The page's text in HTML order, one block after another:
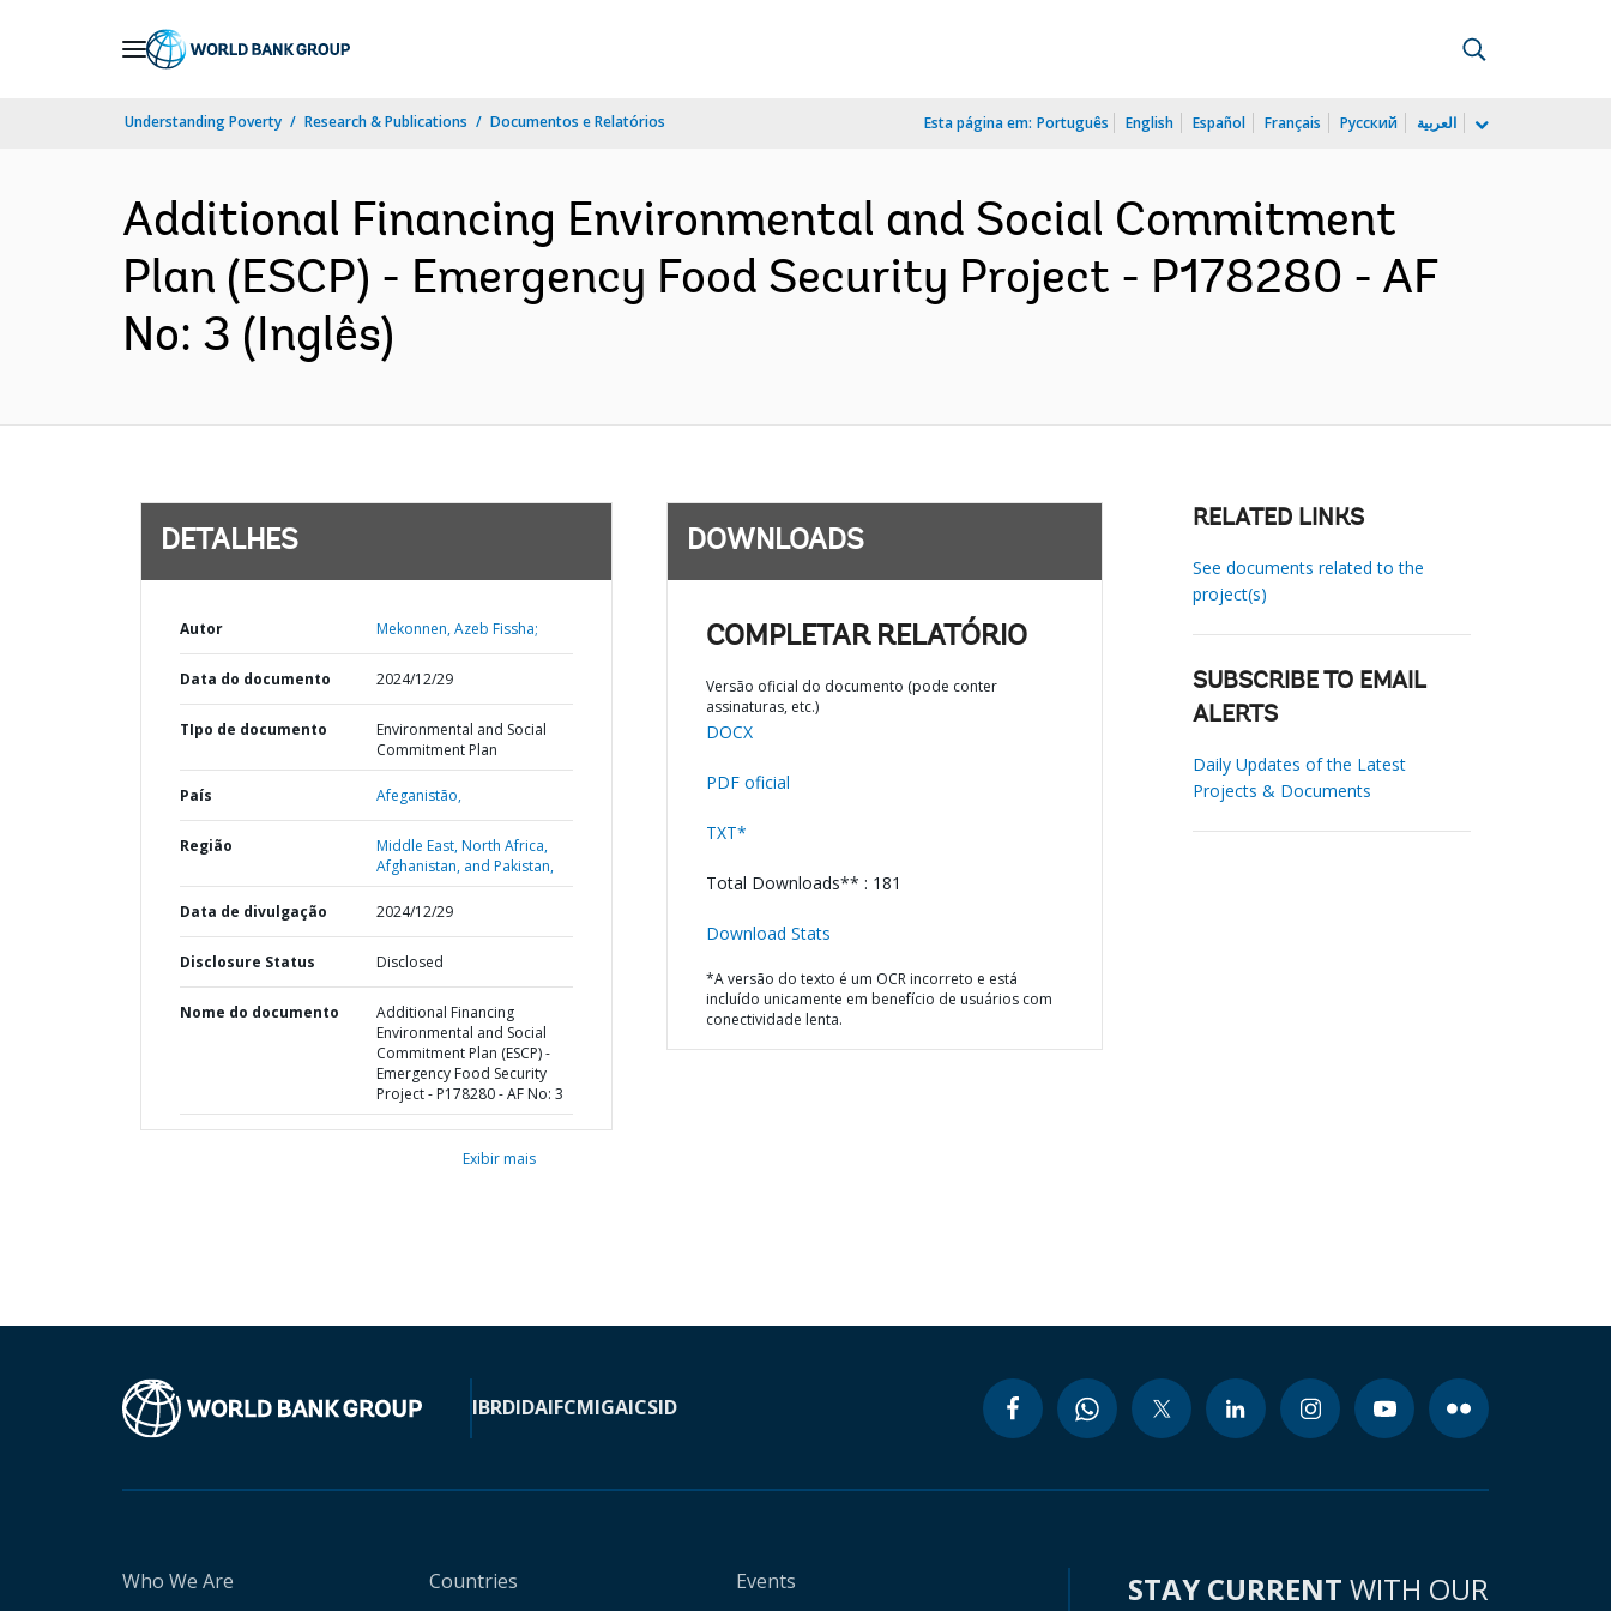
Understanding Poverty Research & Publications Documentos e Relatórios Esta página em: Português English Español Français Русский العربية
Additional Financing Environmental and Social Commitment
Plan (ESCP) - Emergency Food Security Project - P178280 - AF
No: 3 (Inglês)
DETALHES
Autor Mekonnen, Azeb Fissha;
Data do documento 2024/12/29
TIpo de documento
Environmental and Social
Commitment Plan
País Afeganistão,
Região
Middle East, North Africa,
Afghanistan, and Pakistan,
Data de divulgação 2024/12/29
Disclosure Status Disclosed
Nome do documento
Additional Financing
Environmental and Social
Commitment Plan (ESCP) -
Emergency Food Security
Project - P178280 - AF No: 3
Exibir mais
DOWNLOADS
COMPLETAR RELATÓRIO
Versão oficial do documento (pode conter
assinaturas, etc.)
DOCX
PDF oficial
TXT*
Total Downloads** : 181
Download Stats
*A versão do texto é um OCR incorreto e está
incluído unicamente em benefício de usuários com
conectividade lenta.
RELATED LINKS
See documents related to the
project(s)
SUBSCRIBE TO EMAIL
ALERTS
Daily Updates of the Latest
Projects & Documents
IBRDIDAIFCMIGAICSID
Who We Are Countries Events STAY CURRENT WITH OUR